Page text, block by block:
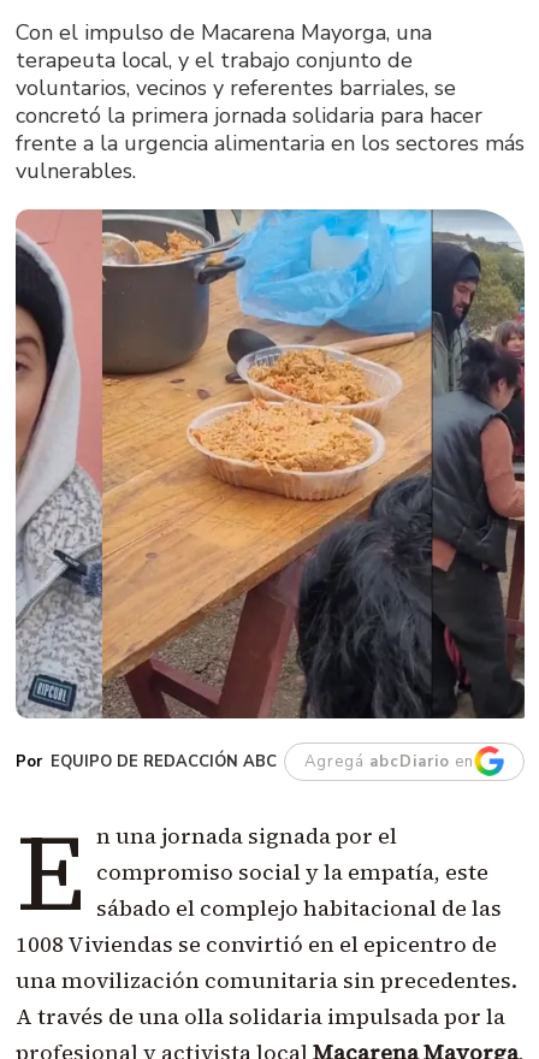
Con el impulso de Macarena Mayorga, una
terapeuta local, y el trabajo conjunto de
voluntarios, vecinos y referentes barriales, se
concretó la primera jornada solidaria para hacer
frente a la urgencia alimentaria en los sectores más
vulnerables.
EQUIPO DE REDACCIÓN ABC Agregá abcDiario en
E n una jornada signada por el
compromiso social y la empatía, este
sábado el complejo habitacional de las
1008 Viviendas se convirtió en el epicentro de
una movilización comunitaria sin precedentes.
A través de una olla solidaria impulsada por la
profesional y activista local Macarena Mayorga,